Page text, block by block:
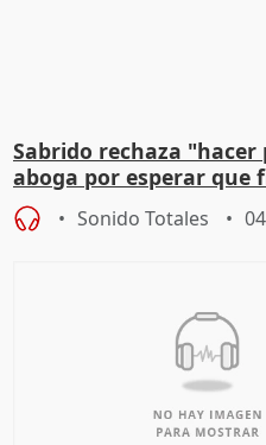
Sabrido rechaza
aboga por esperar que
investigación del
Sonido Totales